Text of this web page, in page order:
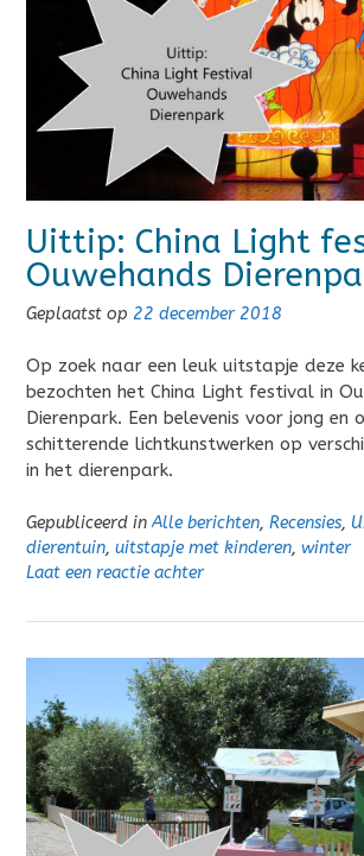
Uittip: China Light
Ouwehands
Geplaatst op 22 december 2018
Op zoek naar een leuk uitstapje deze
bezochten het China Light festival in
Dierenpark. Een belevenis voor jong en
schitterende lichtkunstwerken op
in het dierenpark.
Gepubliceerd inAlle berichten, Recensies,
dierentuin, uitstapje met kinderen, winter
Laat een reactie achter